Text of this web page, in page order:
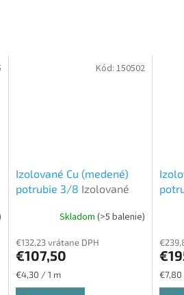
Izolované Cu (medené)
potrubie 3/8 Izolované
Skladom(>5 balenie)
€132,23 vrátane DPH
€107,50
Jednotková
cena:
€4,30 / 1 m
Kód:150502
cena:
€7,80